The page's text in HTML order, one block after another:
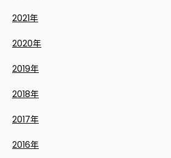
2021年
2020年
2019年
2018年
2017年
2016年